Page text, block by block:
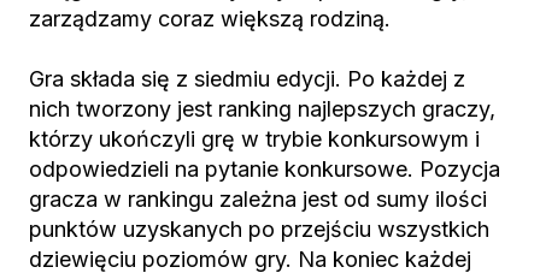
zarządzamy coraz większą rodziną.
Gra składa się z siedmiu edycji. Po każdej z
nich tworzony jest ranking najlepszych graczy,
którzy ukończyli grę w trybie konkursowym i
odpowiedzieli na pytanie konkursowe. Pozycja
gracza w rankingu zależna jest od sumy ilości
punktów uzyskanych po przejściu wszystkich
dziewięciu poziomów gry. Na koniec każdej